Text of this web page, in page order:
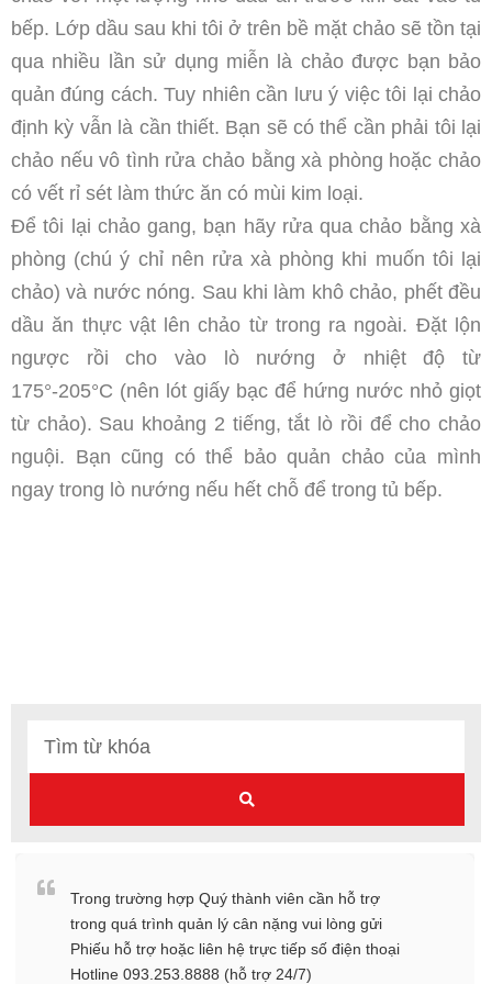
bếp. Lớp dầu sau khi tôi ở trên bề mặt chảo sẽ tồn tại
qua nhiều lần sử dụng miễn là chảo được bạn bảo
quản đúng cách. Tuy nhiên cần lưu ý việc tôi lại chảo
định kỳ vẫn là cần thiết. Bạn sẽ có thể cần phải tôi lại
chảo nếu vô tình rửa chảo bằng xà phòng hoặc chảo
có vết rỉ sét làm thức ăn có mùi kim loại.
Để tôi lại chảo gang, bạn hãy rửa qua chảo bằng xà
phòng (chú ý chỉ nên rửa xà phòng khi muốn tôi lại
chảo) và nước nóng. Sau khi làm khô chảo, phết đều
dầu ăn thực vật lên chảo từ trong ra ngoài. Đặt lộn
ngược rồi cho vào lò nướng ở nhiệt độ từ
175°-205°C (nên lót giấy bạc để hứng nước nhỏ giọt
từ chảo). Sau khoảng 2 tiếng, tắt lò rồi để cho chảo
nguội. Bạn cũng có thể bảo quản chảo của mình
ngay trong lò nướng nếu hết chỗ để trong tủ bếp.
Trong trường hợp Quý thành viên cần hỗ trợ
trong quá trình quản lý cân nặng vui lòng gửi
Phiếu hỗ trợ hoặc liên hệ trực tiếp số điện thoại
Hotline 093.253.8888 (hỗ trợ 24/7)